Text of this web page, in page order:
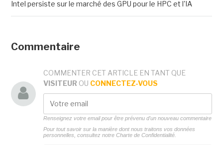
Intel persiste sur le marché des GPU pour le HPC et l'IA
Commentaire
COMMENTER CET ARTICLE EN TANT QUE
VISITEUR OU CONNECTEZ-VOUS
Renseignez votre email pour être prévenu d'un nouveau commentaire
Pour tout savoir sur la manière dont nous traitons vos données
personnelles, consultez notre Charte de Confidentialité.